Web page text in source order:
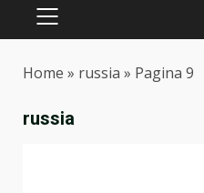
PRIMARY
Home » russia » Pagina 9
russia